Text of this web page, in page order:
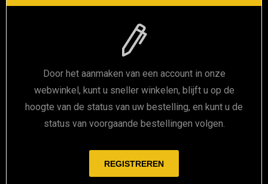
Door het aanmaken van een account in onze
webwinkel, kunt u sneller winkelen, blijft u op de
hoogte van de status van uw bestelling, en kunt u de
status van voorgaande bestellingen volgen.